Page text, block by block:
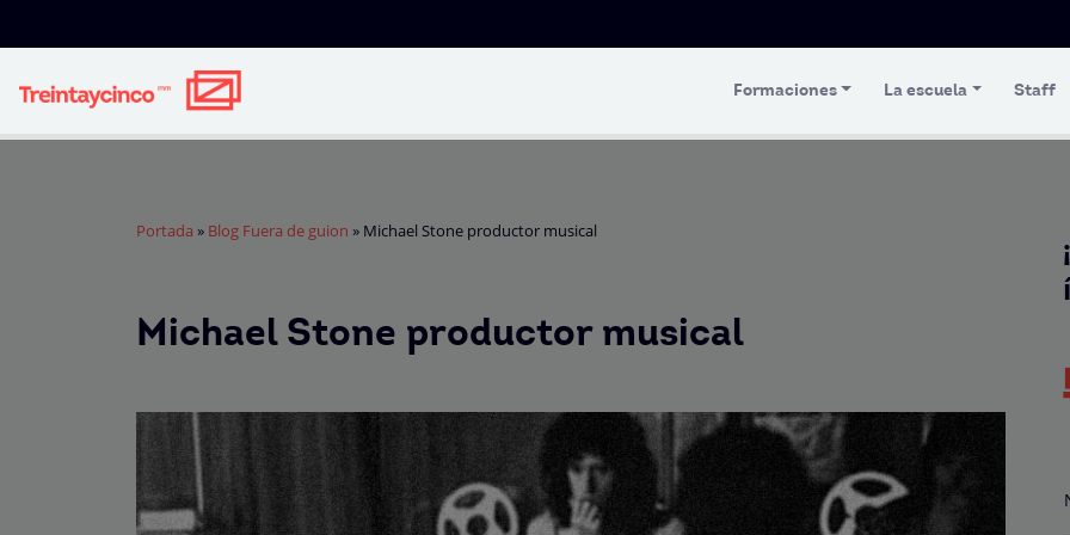
Formaciones La escuela Staff
Portada » Blog Fuera de guion » Michael Stone productor musical
Michael Stone productor musical